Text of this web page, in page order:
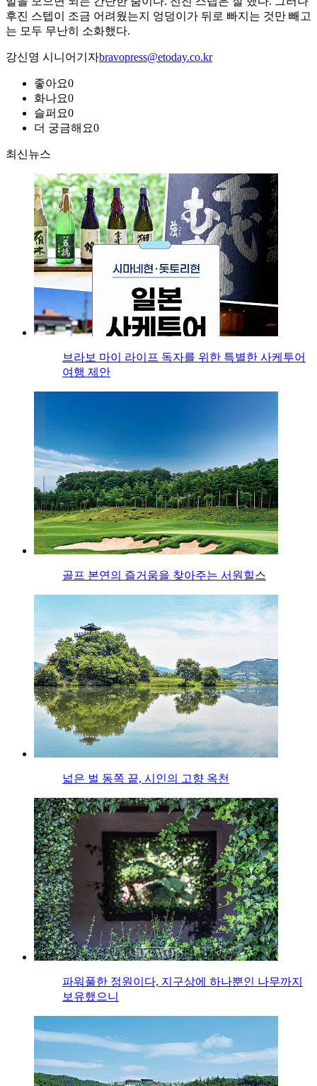
후진 스텝이 조금 어려웠는지 엉덩이가 뒤로 빠지는 것만 빼고
는 모두 무난히 소화했다.
강신영 시니어기자bravopress@etoday.co.kr
좋아요0
화나요0
슬퍼요0
더 궁금해요0
최신뉴스
브라보 마이 라이프 독자를 위한 특별한 사케투어
여행 제안
골프 본연의 즐거움을 찾아주는 서원힐스
넓은 벌 동쪽 끝, 시인의 고향 옥천
파워풀한 정원이다, 지구상에 하나뿐인 나무까지
보유했으니